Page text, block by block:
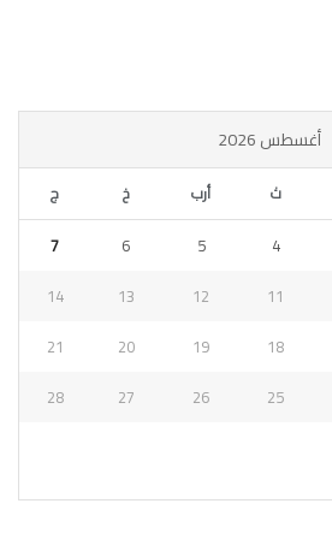
أغسطس 2026
ث أرب خ ج
4
5
6
7
11
12
13
14
18
19
20
21
25
26
27
28